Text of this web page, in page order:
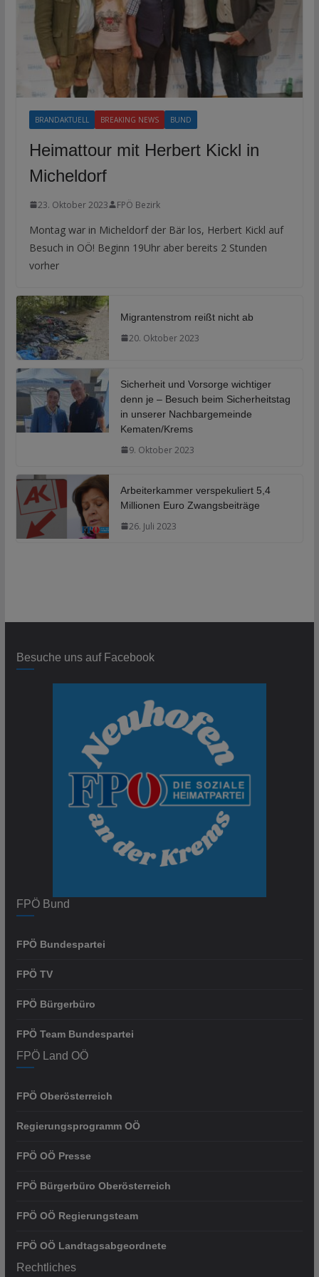
BRANDAKTUELL BREAKING NEWS BUND
Heimattour mit Herbert Kickl in
Micheldorf
23. Oktober 2023 FPÖ Bezirk
Montag war in Micheldorf der Bär los, Herbert Kickl auf
Besuch in OÖ! Beginn 19Uhr aber bereits 2 Stunden
vorher
Migrantenstrom reißt nicht ab
20. Oktober 2023
Sicherheit und Vorsorge wichtiger
denn je – Besuch beim Sicherheitstag
in unserer Nachbargemeinde
Kematen/Krems
9. Oktober 2023
Arbeiterkammer verspekuliert 5,4
Millionen Euro Zwangsbeiträge
26. Juli 2023
Besuche uns auf Facebook
FPÖ Bund
FPÖ Bundespartei
FPÖ TV
FPÖ Bürgerbüro
FPÖ Team Bundespartei
FPÖ Land OÖ
FPÖ Oberösterreich
Regierungsprogramm OÖ
FPÖ OÖ Presse
FPÖ Bürgerbüro Oberösterreich
FPÖ OÖ Regierungsteam
FPÖ OÖ Landtagsabgeordnete
Rechtliches